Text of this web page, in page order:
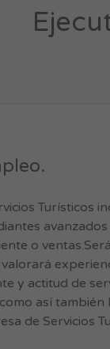
Turísticos
o
y actitud de
así
de Servicios